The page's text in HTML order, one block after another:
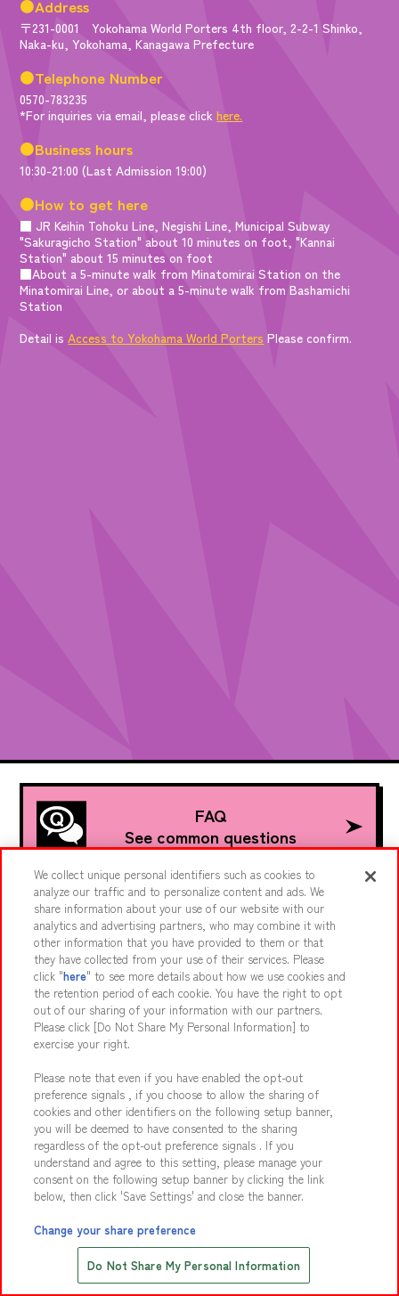
●Address
〒231-0001 Yokohama World Porters 4th floor, 2-2-1 Shinko,
Naka-ku, Yokohama, Kanagawa Prefecture
●Telephone Number
0570-783235
*For inquiries via email, please clickhere.
●Business hours
10:30-21:00 (Last Admission 19:00)
●How to get here
■ JR Keihin Tohoku Line, Negishi Line, Municipal Subway
"Sakuragicho Station" about 10 minutes on foot, "Kannai
Station" about 15 minutes on foot
■About a 5-minute walk from Minatomirai Station on the
Minatomirai Line, or about a 5-minute walk from Bashamichi
Station
Detail isAccess to Yokohama World Porters Please confirm.
FAQ
See common questions
Join Our Team
Click here for details
Media Inquiries
Interview/filming info
Partnership Inquiry
Facility production info
Save with Online Tickets
We collect unique personal identifiers such as cookies to
analyze our traffic and to personalize content and ads. We
share information about your use of our website with our
analytics and advertising partners, who may combine it with
other information that you have provided to them or that
they have collected from your use of their services. Please
click "here" to see more details about how we use cookies and
the retention period of each cookie. You have the right to opt
out of our sharing of your information with our partners.
Please click [Do Not Share My Personal Information] to
exercise your right.
Please note that even if you have enabled the opt-out
preference signals , if you choose to allow the sharing of
cookies and other identifiers on the following setup banner,
you will be deemed to have consented to the sharing
regardless of the opt-out preference signals . If you
understand and agree to this setting, please manage your
consent on the following setup banner by clicking the link
below, then click 'Save Settings' and close the banner.
Change your share preference
Do Not Share My Personal Information